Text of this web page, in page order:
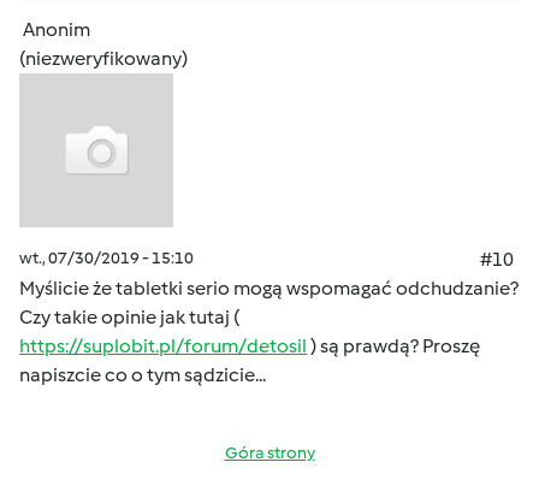
Anonim
(niezweryfikowany)
wt., 07/30/2019 - 15:10
#10
Myślicie że tabletki serio mogą wspomagać odchudzanie?
Czy takie opinie jak tutaj (
https://suplobit.pl/forum/detosil ) są prawdą? Proszę
napiszcie co o tym sądzicie...
Góra strony